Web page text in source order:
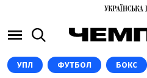
УПЛ ФУТБОЛ БОКС